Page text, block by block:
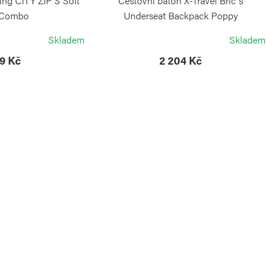
Skladem
Kč
Underseat Backpack Poppy
Skladem
2 204 Kč